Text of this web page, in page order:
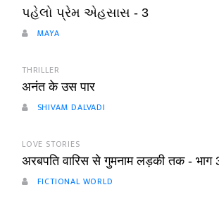
પહેલો પ્રેમ એહસાસ - 3
MAYA
THRILLER
अनंत के उस पार
SHIVAM DALVADI
LOVE STORIES
अरबपति वारिस से गुमनाम लड़की तक - भाग
FICTIONAL WORLD